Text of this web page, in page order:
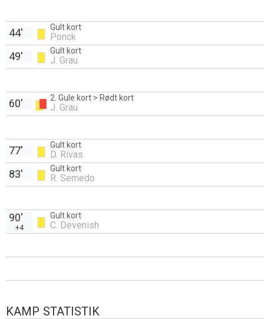
Gult kort
Ponck
44'
Gult kort
J. Grau
49'
2. Gule kort > Rødt kort
J. Grau
60'
Gult kort
D. Rivas
77'
Gult kort
R. Semedo
83'
Gult kort
C. Devenish
90'
+4
KAMP STATISTIK